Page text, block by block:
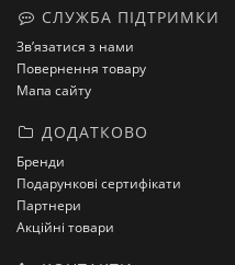
СЛУЖБА ПІДТРИМКИ
Зв’язатися з нами
Повернення товару
Мапа сайту
ДОДАТКОВО
Бренди
Подарункові сертифікати
Партнери
Акційні товари